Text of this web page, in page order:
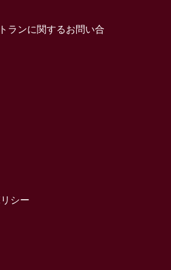
ランに関するお問い合
シー